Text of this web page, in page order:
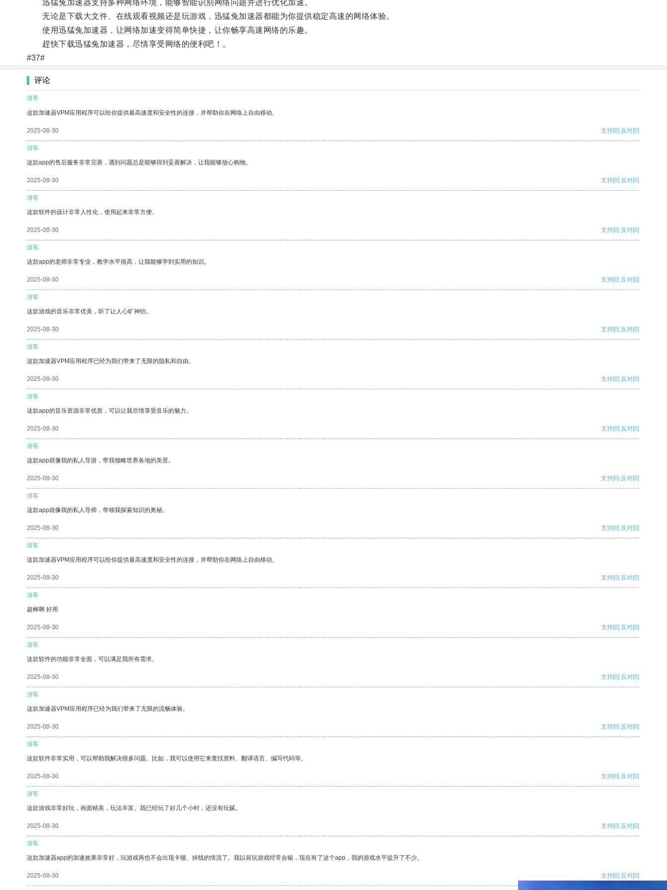
迅猛兔加速器支持多种网络环境，能够智能识别网络问题并进行优化加速。
无论是下载大文件、在线观看视频还是玩游戏，迅猛兔加速器都能为你提供稳定高速的网络体验。
使用迅猛兔加速器，让网络加速变得简单快捷，让你畅享高速网络的乐趣。
趕快下载迅猛兔加速器，尽情享受网络的便利吧！。
#37#
评论
游客
这款加速器VPM应用程序可以给你提供最高速度和安全性的连接，并帮助你在网络上自由移动。
2025-08-30 支持[0] 反对[0]
游客
这款app的售后服务非常完善，遇到问题总是能够得到妥善解决，让我能够放心购物。
2025-08-30 支持[0] 反对[0]
游客
这款软件的设计非常人性化，使用起来非常方便。
2025-08-30 支持[0] 反对[0]
游客
这款app的老师非常专业，教学水平很高，让我能够学到实用的知识。
2025-08-30 支持[0] 反对[0]
游客
这款游戏的音乐非常优美，听了让人心旷神怡。
2025-08-30 支持[0] 反对[0]
游客
这款加速器VPM应用程序已经为我们带来了无限的隐私和自由。
2025-08-30 支持[0] 反对[0]
游客
这款app的音乐资源非常优质，可以让我尽情享受音乐的魅力。
2025-08-30 支持[0] 反对[0]
游客
这款app就像我的私人导游，带我领略世界各地的美景。
2025-08-30 支持[0] 反对[0]
游客
这款app就像我的私人导师，带领我探索知识的奥秘。
2025-08-30 支持[0] 反对[0]
游客
这款加速器VPM应用程序可以给你提供最高速度和安全性的连接，并帮助你在网络上自由移动。
2025-08-30 支持[0] 反对[0]
游客
超棒啊 好用
2025-08-30 支持[0] 反对[0]
游客
这款软件的功能非常全面，可以满足我所有需求。
2025-08-30 支持[0] 反对[0]
游客
这款加速器VPM应用程序已经为我们带来了无限的流畅体验。
2025-08-30 支持[0] 反对[0]
游客
这款软件非常实用，可以帮助我解决很多问题。比如，我可以使用它来查找资料、翻译语言、编写代码等。
2025-08-30 支持[0] 反对[0]
游客
这款游戏非常好玩，画面精美，玩法丰富。我已经玩了好几个小时，还没有玩腻。
2025-08-30 支持[0] 反对[0]
游客
这款加速器app的加速效果非常好，玩游戏再也不会出现卡顿、掉线的情况了。我以前玩游戏经常会输，现在有了这个app，我的游戏水平提升了不少。
2025-08-30 支持[0] 反对[0]